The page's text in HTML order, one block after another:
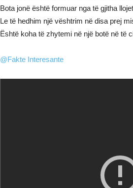
Bota jonë është formuar nga të gjitha
Le të hedhim një vështrim në disa prej
Është koha të zhytemi në një botë në të
@Fakte Interesante